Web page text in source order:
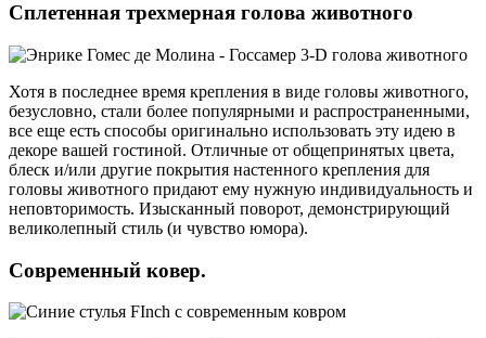
Сплетенная трехмерная голова животного
Хотя в последнее время крепления в виде головы животного,
безусловно, стали более популярными и распространенными,
все еще есть способы оригинально использовать эту идею в
декоре вашей гостиной. Отличные от общепринятых цвета,
блеск и/или другие покрытия настенного крепления для
головы животного придают ему нужную индивидуальность и
неповторимость. Изысканный поворот, демонстрирующий
великолепный стиль (и чувство юмора).
Современный ковер.